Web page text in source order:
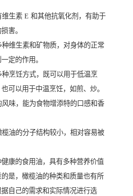
生素 E 和其他抗氧化剂，有助于
害。
维生素和矿物质，对身体的正常
定的作用。
烹饪方式，既可以用于低温烹
可以用于中温烹饪，如煎、炒。
味，能为食物增添特的口感和香
油的分子结构较小，相对容易被
康的食用油，具有多种营养价值
是，橄榄油的种类和质量也有所
自己的需求和实际情况进行选